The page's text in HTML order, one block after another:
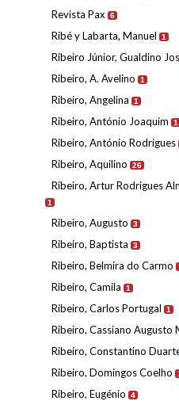
Revista Pax 6
Ribé y Labarta, Manuel 1
Ribeiro Júnior, Gualdino
Ribeiro, A. Avelino 1
Ribeiro, Angelina 1
Ribeiro, António Joaquim 1
Ribeiro, António Rodrigues
Ribeiro, Aquilino 26
Ribeiro, Artur Rodrigues
1
Ribeiro, Augusto 3
Ribeiro, Baptista 3
Ribeiro, Belmira do Carmo
Ribeiro, Camila 1
Ribeiro, Carlos Portugal 1
Ribeiro, Cassiano Augusto
Ribeiro, Constantino
Ribeiro, Domingos Coelho
Ribeiro, Eugénio 4